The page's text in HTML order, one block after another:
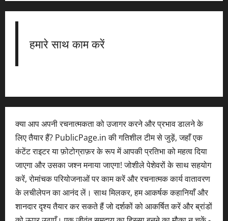
हमारे साथ काम करें
क्या आप अपनी रचनात्मकता को उजागर करने और प्रभाव डालने के
लिए तैयार हैं? PublicPage.in की गतिशील टीम से जुड़ें, जहाँ एक
कंटेंट राइटर या फ़ोटोग्राफ़र के रूप में आपकी प्रतिभा को महत्व दिया
जाएगा और उसका जश्न मनाया जाएगा! जोशीले पेशेवरों के साथ सहयोग
करें, रोमांचक परियोजनाओं पर काम करें और रचनात्मक कार्य वातावरण
के लचीलेपन का आनंद लें। साथ मिलकर, हम आकर्षक कहानियाँ और
शानदार दृश्य तैयार कर सकते हैं जो दर्शकों को आकर्षित करें और ब्रांडों